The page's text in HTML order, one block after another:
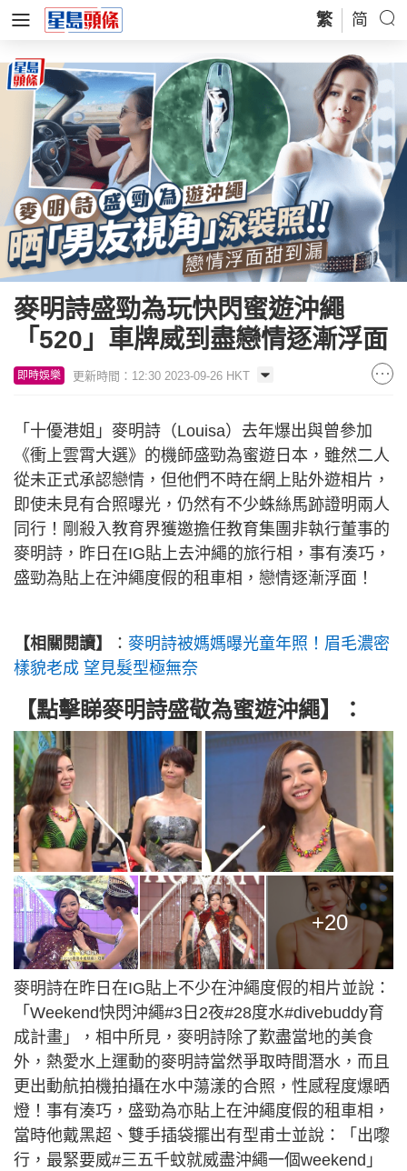
繁 简
麥明詩盛勁為玩快閃蜜遊沖繩
「520」車牌威到盡戀情逐漸浮面
即時娛樂 更新時間：12:30 2023-09-26 HKT
「十優港姐」麥明詩（Louisa）去年爆出與曾參加
《衝上雲霄大選》的機師盛勁為蜜遊日本，雖然二人
從未正式承認戀情，但他們不時在網上貼外遊相片，
即使未見有合照曝光，仍然有不少蛛絲馬跡證明兩人
同行！剛殺入教育界獲邀擔任教育集團非執行董事的
麥明詩，昨日在IG貼上去沖繩的旅行相，事有湊巧，
盛勁為貼上在沖繩度假的租車相，戀情逐漸浮面！
【相關閱讀】 ： 麥明詩被媽媽曝光童年照！眉毛濃密
樣貌老成 望見髮型極無奈
【點擊睇麥明詩盛敬為蜜遊沖繩】：
+20
麥明詩在昨日在IG貼上不少在沖繩度假的相片並說：
「Weekend快閃沖繩#3日2夜#28度水#divebuddy育
成計畫」，相中所見，麥明詩除了歎盡當地的美食
外，熱愛水上運動的麥明詩當然爭取時間潛水，而且
更出動航拍機拍攝在水中蕩漾的合照，性感程度爆晒
燈！事有湊巧，盛勁為亦貼上在沖繩度假的租車相，
當時他戴黑超、雙手插袋擺出有型甫士並說：「出嚟
行，最緊要威#三五千蚊就威盡沖繩一個weekend」